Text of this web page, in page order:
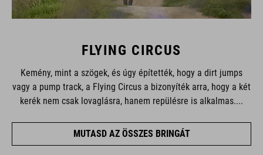
FLYING CIRCUS
Kemény, mint a szögek, és úgy építették, hogy a dirt jumps
vagy a pump track, a Flying Circus a bizonyíték arra, hogy a két
kerék nem csak lovaglásra, hanem repülésre is alkalmas....
MUTASD AZ ÖSSZES BRINGÁT